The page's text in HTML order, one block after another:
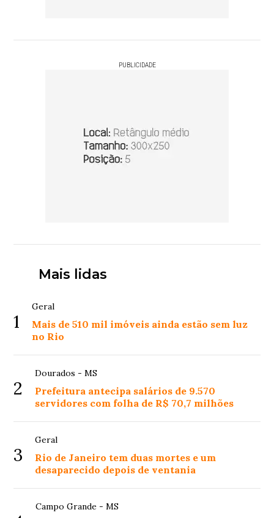
PUBLICIDADE
Mais lidas
1
Geral
Mais de 510 mil imóveis ainda estão sem luz
no Rio
2
Dourados - MS
Prefeitura antecipa salários de 9.570
servidores com folha de R$ 70,7 milhões
3
Geral
Rio de Janeiro tem duas mortes e um
desaparecido depois de ventania
Campo Grande - MS